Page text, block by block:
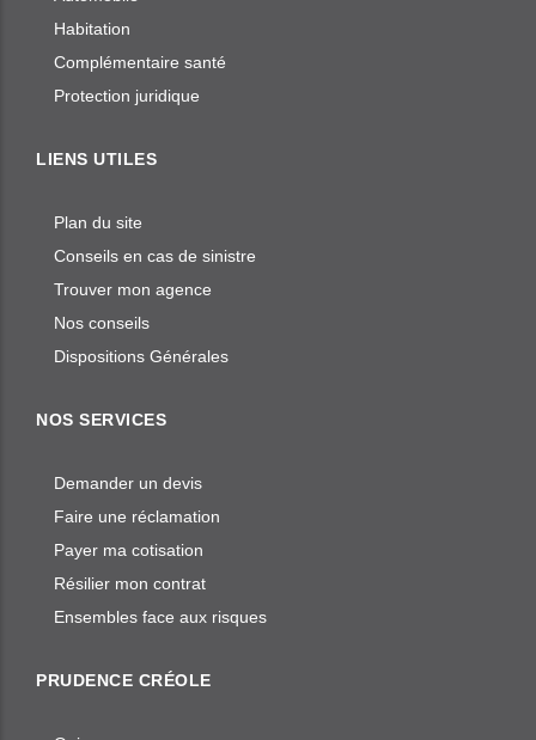
Habitation
Complémentaire santé
Protection juridique
LIENS UTILES
Plan du site
Conseils en cas de sinistre
Trouver mon agence
Nos conseils
Dispositions Générales
NOS SERVICES
Demander un devis
Faire une réclamation
Payer ma cotisation
Résilier mon contrat
Ensembles face aux risques
PRUDENCE CRÉOLE